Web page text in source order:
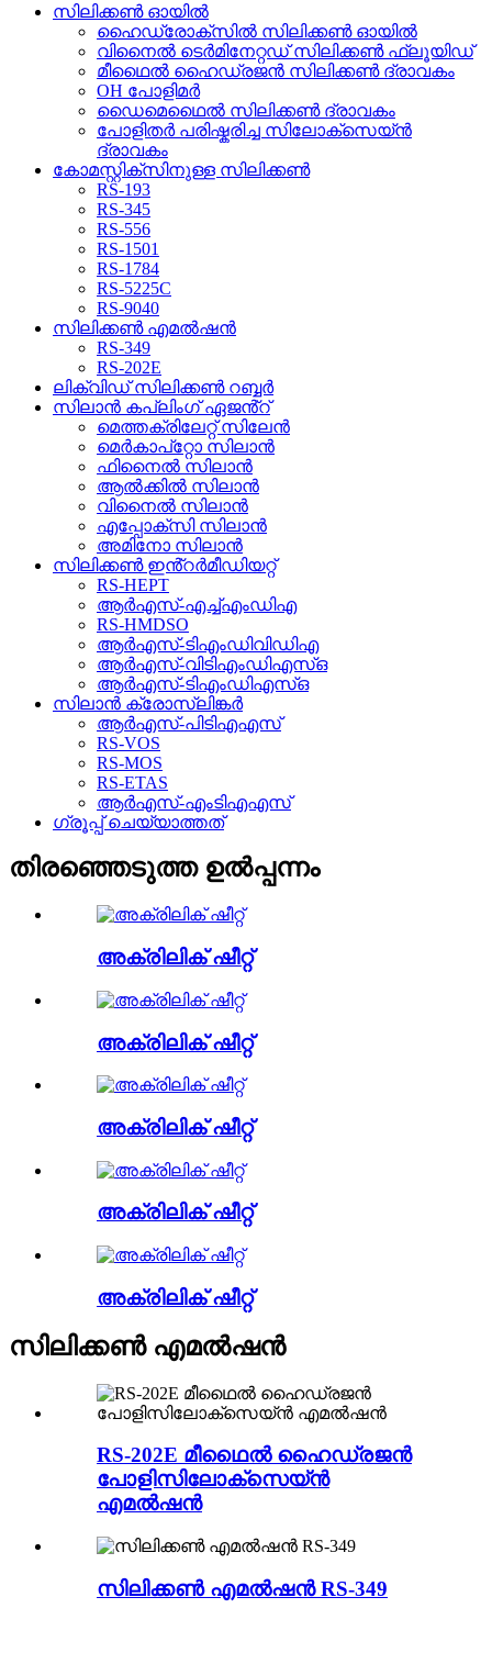
സിലിക്കൺ ഓയിൽ
ഹൈഡ്രോക്‌സിൽ സിലിക്കൺ ഓയിൽ
വിനൈൽ ടെർമിനേറ്റഡ് സിലിക്കൺ ഫ്ലൂയിഡ്
മീഥൈൽ ഹൈഡ്രജൻ സിലിക്കൺ ദ്രാവകം
OH പോളിമർ
ഡൈമെഥൈൽ സിലിക്കൺ ദ്രാവകം
പോളിതർ പരിഷ്കരിച്ച സിലോക്സെയ്ൻ
ദ്രാവകം
കോമസ്റ്റിക്സിനുള്ള സിലിക്കൺ
RS-193
RS-345
RS-556
RS-1501
RS-1784
RS-5225C
RS-9040
സിലിക്കൺ എമൽഷൻ
RS-349
RS-202E
ലിക്വിഡ് സിലിക്കൺ റബ്ബർ
സിലാൻ കപ്ലിംഗ് ഏജൻ്റ്
മെത്തക്രിലേറ്റ് സിലേൻ
മെർകാപ്റ്റോ സിലാൻ
ഫിനൈൽ സിലാൻ
ആൽക്കിൽ സിലാൻ
വിനൈൽ സിലാൻ
എപ്പോക്സി സിലാൻ
അമിനോ സിലാൻ
സിലിക്കൺ ഇൻ്റർമീഡിയറ്റ്
RS-HEPT
ആർഎസ്-എച്ച്എംഡിഎ
RS-HMDSO
ആർഎസ്-ടിഎംഡിവിഡിഎ
ആർഎസ്-വിടിഎംഡിഎസ്ഒ
ആർഎസ്-ടിഎംഡിഎസ്ഒ
സിലാൻ ക്രോസ്ലിങ്കർ
ആർഎസ്-പിടിഎഎസ്
RS-VOS
RS-MOS
RS-ETAS
ആർഎസ്-എംടിഎഎസ്
ഗ്രൂപ്പ് ചെയ്യാത്തത്
തിരഞ്ഞെടുത്ത ഉൽപ്പന്നം
അക്രിലിക് ഷീറ്റ്
അക്രിലിക് ഷീറ്റ്
അക്രിലിക് ഷീറ്റ്
അക്രിലിക് ഷീറ്റ്
അക്രിലിക് ഷീറ്റ്
സിലിക്കൺ എമൽഷൻ
RS-202E മീഥൈൽ ഹൈഡ്രജൻ
പോളിസിലോക്സെയ്ൻ
എമൽഷൻ
സിലിക്കൺ എമൽഷൻ RS-349